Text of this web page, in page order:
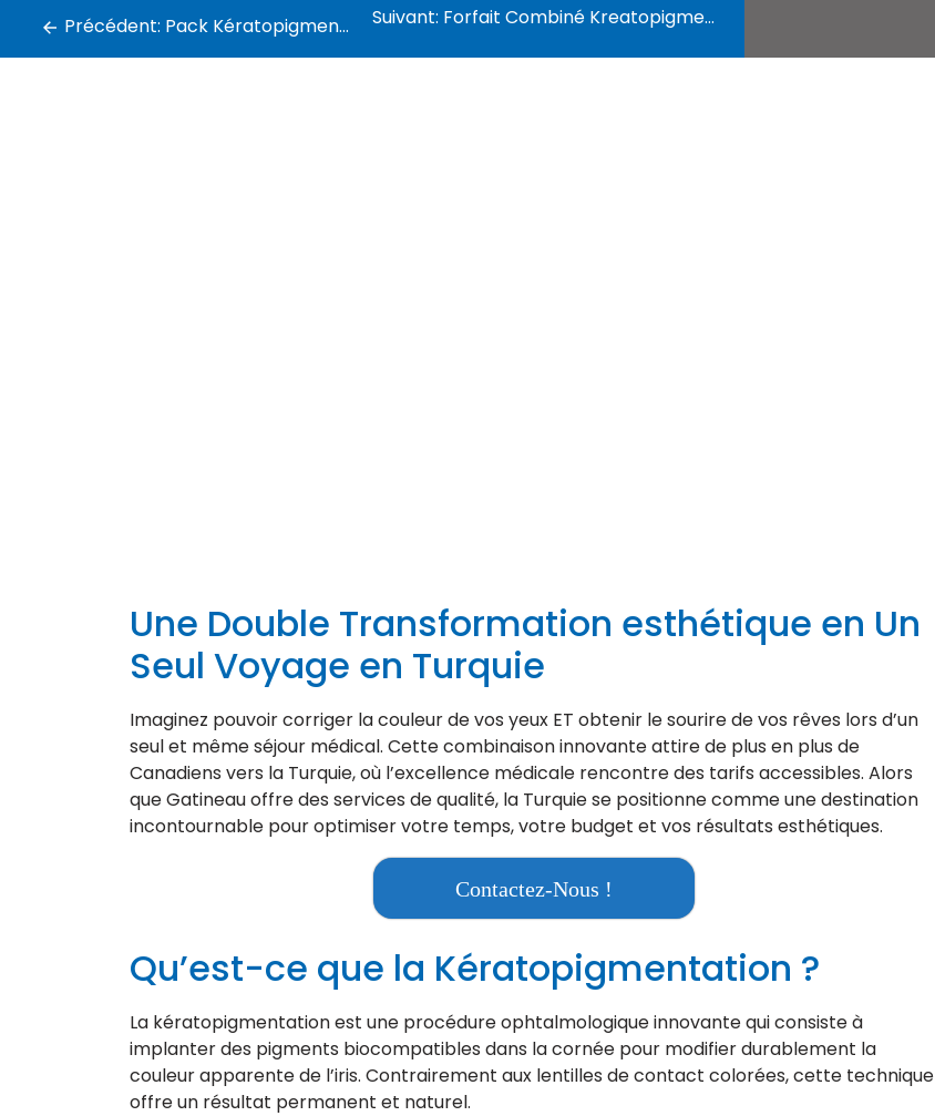
Précédent: Pack Kératopigmentation et Soins Dentaires Laval vs Turquie Suivant: Forfait Combiné Kreatopigmentation et Soins Dentaires : Turquie vs Québec – Guide détaillé
Une Double Transformation esthétique en Un
Seul Voyage en Turquie
Imaginez pouvoir corriger la couleur de vos yeux ET obtenir le sourire de vos rêves lors d’un
seul et même séjour médical. Cette combinaison innovante attire de plus en plus de
Canadiens vers la Turquie, où l’excellence médicale rencontre des tarifs accessibles. Alors
que Gatineau offre des services de qualité, la Turquie se positionne comme une destination
incontournable pour optimiser votre temps, votre budget et vos résultats esthétiques.
Contactez-Nous !
Qu’est-ce que la Kératopigmentation ?
La kératopigmentation est une procédure ophtalmologique innovante qui consiste à
implanter des pigments biocompatibles dans la cornée pour modifier durablement la
couleur apparente de l’iris. Contrairement aux lentilles de contact colorées, cette technique
offre un résultat permanent et naturel.